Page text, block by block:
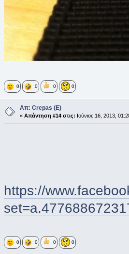
0 0 0 0
Απ: Crepas (E)
« Απάντηση #14 στις: Ιούνιος 16, 2013,
https://
0 0 0 0